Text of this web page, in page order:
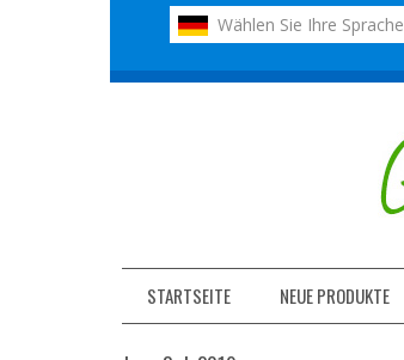
Wählen Sie Ihre Sprache
STARTSEITE NEUE PRODUKTE